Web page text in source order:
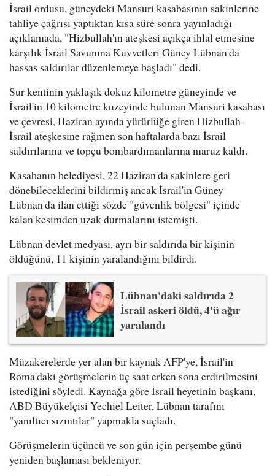
İsrail ordusu, güneydeki Mansuri kasabasının sakinlerine
tahliye çağrısı yaptıktan kısa süre sonra yayınladığı
açıklamada, "Hizbullah'ın ateşkesi açıkça ihlal etmesine
karşılık İsrail Savunma Kuvvetleri Güney Lübnan'da
hassas saldırılar düzenlemeye başladı" dedi.
Sur kentinin yaklaşık dokuz kilometre güneyinde ve
İsrail'in 10 kilometre kuzeyinde bulunan Mansuri kasabası
ve çevresi, Haziran ayında yürürlüğe giren Hizbullah-
İsrail ateşkesine rağmen son haftalarda bazı İsrail
saldırılarına ve topçu bombardımanlarına maruz kaldı.
Kasabanın belediyesi, 22 Haziran'da sakinlere geri
dönebileceklerini bildirmiş ancak İsrail'in Güney
Lübnan'da ilan ettiği sözde "güvenlik bölgesi" içinde
kalan kesimden uzak durmalarını istemişti.
Lübnan devlet medyası, ayrı bir saldırıda bir kişinin
öldüğünü, 11 kişinin yaralandığını bildirdi.
Lübnan'daki saldırıda 2
İsrail askeri öldü, 4'ü ağır
yaralandı
Müzakerelerde yer alan bir kaynak AFP'ye, İsrail'in
Roma'daki görüşmelerin üç saat erken sona erdirilmesini
istediğini söyledi. Kaynağa göre İsrail heyetinin başkanı,
ABD Büyükelçisi Yechiel Leiter, Lübnan tarafını
"yanıltıcı sızıntılar" yapmakla suçladı.
Görüşmelerin üçüncü ve son gün için perşembe günü
yeniden başlaması bekleniyor.